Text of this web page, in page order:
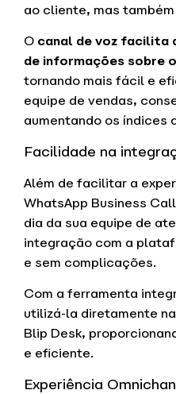
ao cliente, mas
O canal de voz facilita
de informações sobre
tornando mais fácil e
equipe de vendas,
aumentando os índices
Facilidade na
Além de facilitar a
WhatsApp Business
dia da sua equipe de
integração com a
e sem complicações.
Com a ferramenta
utilizá-la diretamente
Blip Desk,
e eficiente.
Experiência